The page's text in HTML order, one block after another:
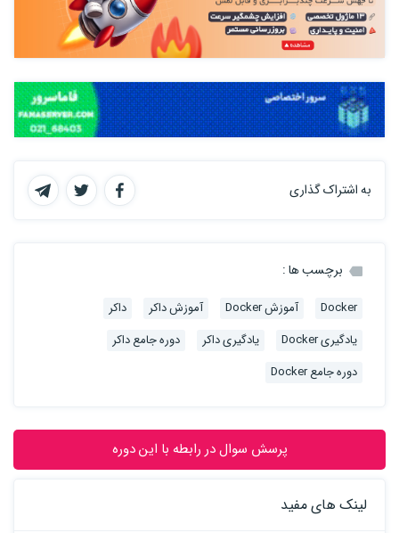
به اشتراک گذاری
برچسب ها :
Docker آموزش Docker آموزش داکر
داکر
یادگیری Docker
یادگیری داکر
دوره جامع داکر
دوره جامع Docker
پرسش سوال در رابطه با این دوره
لینک های مفید